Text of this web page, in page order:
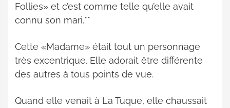
Follies» et c’est comme telle qu’elle avait
connu son mari.**
Cette «Madame» était tout un personnage
très excentrique. Elle adorait être différente
des autres à tous points de vue.
Quand elle venait à La Tuque, elle chaussait